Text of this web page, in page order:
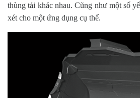
thùng tải khác nhau. Cũng như một số
xét cho một ứng dụng cụ thể.